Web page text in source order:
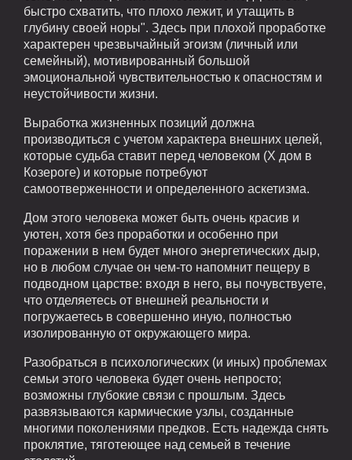
быстро схватить, что плохо лежит, и утащить в
глубину своей норы". Здесь при плохой проработке
характерен чрезвычайный эгоизм (личный или
семейный), мотивированный большой
эмоциональной чувствительностью к опасностям и
неустойчивости жизни.
Выработка жизненных позиций должна
производиться с учетом характера внешних целей,
которые судьба ставит перед человеком (X дом в
Козероге) и которые потребуют
самоотверженности и определенного аскетизма.
Дом этого человека может быть очень красив и
уютен, хотя без проработки и особенно при
поражении в нем будет много энергетических дыр,
но в любом случае он чем-то напомнит пещеру в
подводном царстве: входя в него, вы почувствуете,
что отделяетесь от внешней реальности и
погружаетесь в совершенно иную, полностью
изолированную от окружающего мира.
Разобраться в психологических (и иных) проблемах
семьи этого человека будет очень непросто;
возможны глубокие связи с прошлым. Здесь
развязываются кармические узлы, созданные
многими поколениями предков. Есть надежда снять
проклятие, тяготеющее над семьей в течение